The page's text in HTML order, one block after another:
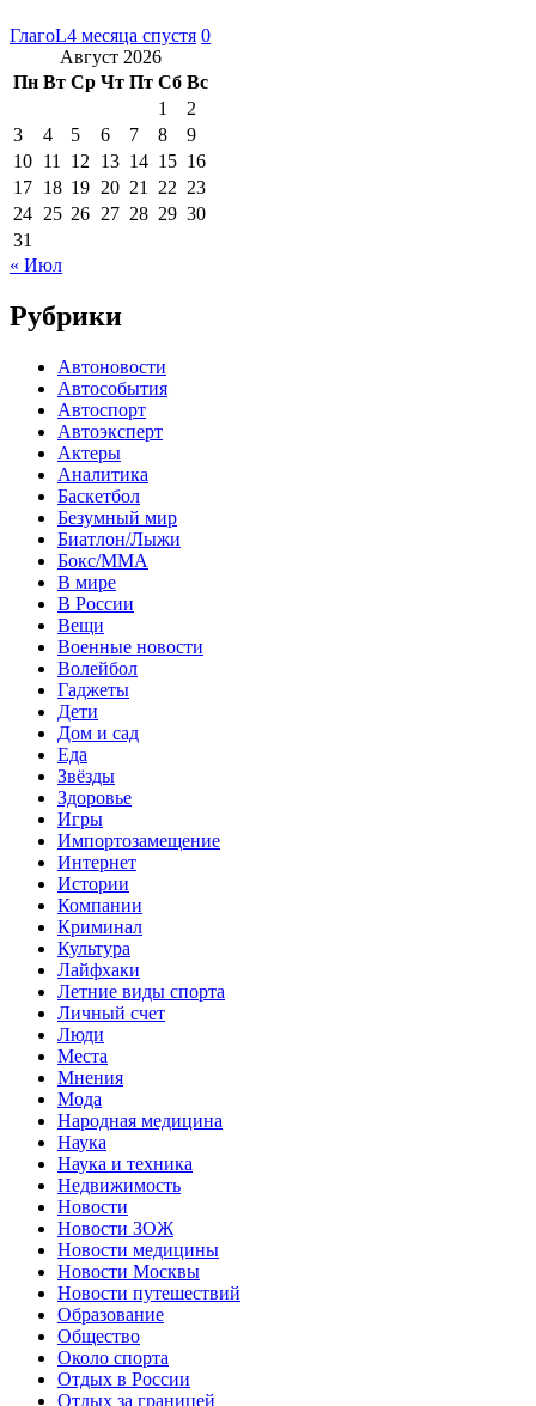
ГлагоL4 месяца спустя 0
Август 2026
Пн Вт Ср Чт Пт Сб Вс
1
2
3
4 5 6 7 8
9
10 11 12 13 14 15 16
17 18 19 20 21 22 23
24 25 26 27 28 29 30
31
« Июл
Рубрики
Автоновости
Автособытия
Автоспорт
Автоэксперт
Актеры
Аналитика
Баскетбол
Безумный мир
Биатлон/Лыжи
Бокс/MMA
В мире
В России
Вещи
Военные новости
Волейбол
Гаджеты
Дети
Дом и сад
Еда
Звёзды
Здоровье
Игры
Импортозамещение
Интернет
Истории
Компании
Криминал
Культура
Лайфхаки
Летние виды спорта
Личный счет
Люди
Места
Мнения
Мода
Народная медицина
Наука
Наука и техника
Недвижимость
Новости
Новости ЗОЖ
Новости медицины
Новости Москвы
Новости путешествий
Образование
Общество
Около спорта
Отдых в России
Отдых за границей